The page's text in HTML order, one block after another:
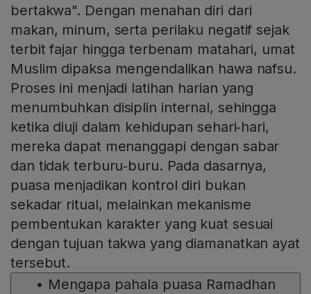
bertakwa". Dengan menahan diri dari
makan, minum, serta perilaku negatif sejak
terbit fajar hingga terbenam matahari, umat
Muslim dipaksa mengendalikan hawa nafsu.
Proses ini menjadi latihan harian yang
menumbuhkan disiplin internal, sehingga
ketika diuji dalam kehidupan sehari‑hari,
mereka dapat menanggapi dengan sabar
dan tidak terburu‑buru. Pada dasarnya,
puasa menjadikan kontrol diri bukan
sekadar ritual, melainkan mekanisme
pembentukan karakter yang kuat sesuai
dengan tujuan takwa yang diamanatkan ayat
tersebut.
• Mengapa pahala puasa Ramadhan